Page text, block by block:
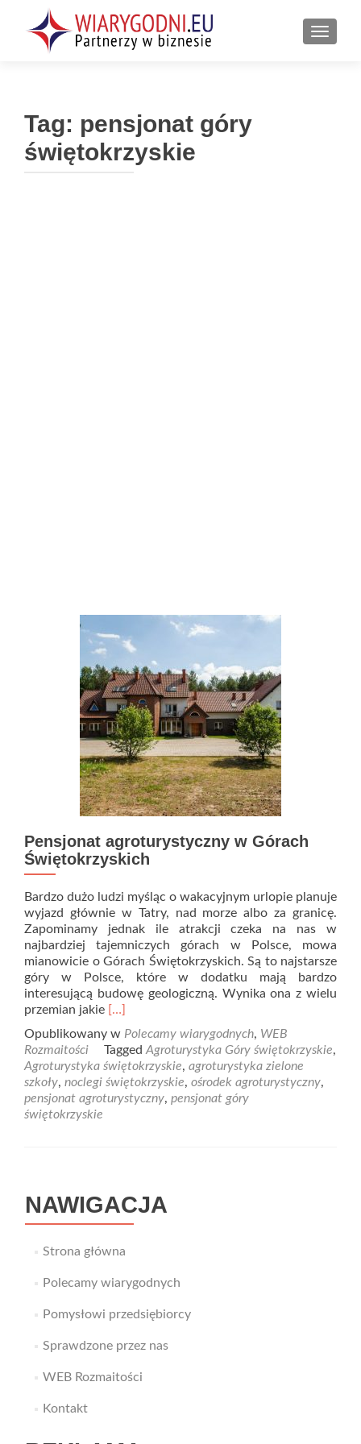
Tag: pensjonat góry
świętokrzyskie
Pensjonat agroturystyczny w Górach
Świętokrzyskich
Bardzo dużo ludzi myśląc o wakacyjnym urlopie planuje
wyjazd głównie w Tatry, nad morze albo za granicę.
Zapominamy jednak ile atrakcji czeka na nas w
najbardziej tajemniczych górach w Polsce, mowa
mianowicie o Górach Świętokrzyskich. Są to najstarsze
góry w Polsce, które w dodatku mają bardzo
interesującą budowę geologiczną. Wynika ona z wielu
przemian jakie Read
about
Pensjonat
agroturystyczny
w
Górach
[…]
Opublikowany w Polecamy wiarygodnych, WEB
Rozmaitości
Tagged Agroturystyka Góry świętokrzyskie,
Agroturystyka świętokrzyskie, agroturystyka zielone
szkoły, noclegi świętokrzyskie, ośrodek agroturystyczny,
pensjonat agroturystyczny, pensjonat góry
świętokrzyskie
NAWIGACJA
Strona główna
Polecamy wiarygodnych
Pomysłowi przedsiębiorcy
Sprawdzone przez nas
WEB Rozmaitości
Kontakt